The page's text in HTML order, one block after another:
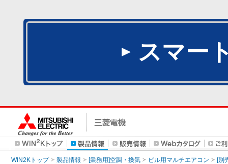
スマー
WIN2Kトップ 製品情報 [業務用]空調・換気 ビル用マルチエアコン [別